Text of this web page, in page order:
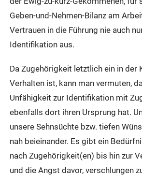
Geben-und-Nehmen-Bilanz am
Vertrauen in die Führung nie auch
Identifikation aus.
Da Zugehörigkeit letztlich ein in der
Verhalten ist, kann man vermuten,
Unfähigkeit zur Identifikation mit
ebenfalls dort ihren Ursprung hat.
unsere Sehnsüchte bzw. tiefen
nah beieinander. Es gibt ein
nach Zugehörigkeit(en) bis hin zur
und die Angst davor, verschlungen